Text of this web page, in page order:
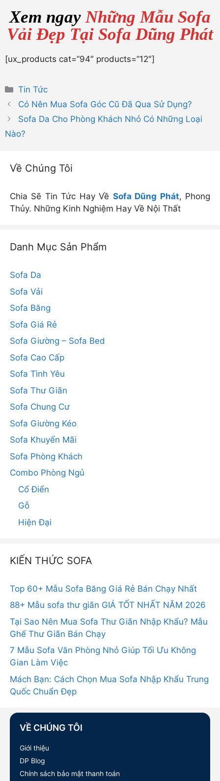
Xem ngayNhững Mẫu Sofa
Vải Đẹp Tại Sofa Dũng Phát
[ux_products cat=”94″ products=”12″]
Danh
mục
Tin Tức
Có Nên Mua Sofa Góc Cũ Đã Qua Sử Dụng?
Sofa Da Cho Phòng Khách Nhỏ Có Những Loại
Nào?
Về Chúng Tôi
Chia Sẽ Tin Tức Hay Về Sofa Dũng Phát, Phong
Thủy. Những Kinh Nghiệm Hay Về Nội Thất
Danh Mục Sản Phẩm
Sofa Da
Sofa Vải
Sofa Băng
Sofa Giá Rẻ
Sofa Giường – Sofa Bed
Sofa Cao Cấp
Sofa Tình Yêu
Sofa Thư Giãn
Sofa Chung Cư
Sofa Giường Kéo
Sofa Khuyến Mãi
Sofa Phòng Khách
Combo Phòng Ngủ
Cổ Điển
Gỗ
Hiện Đại
KIẾN THỨC SOFA
Top 60+ Mẫu Sofa Băng Giá Rẻ Bán Chạy Nhất
88+ Mẫu sofa thư giãn GIÁ TỐT NHẤT NĂM 2026
Tại Sao Nên Mua Sofa Thư Giãn Nhập Khẩu? Mẫu
Ghế Thư Giãn Bán Chạy
7 Mẫu Sofa Văn Phòng Nhỏ Giúp Tối Ưu Không
Gian Làm Việc
Mách Bạn: Cách Chọn Mua Sofa Nhập Khẩu Trung
Quốc Chuẩn Đẹp
VỀ CHÚNG TÔI
Giới thiệu
DP Blog
Chính sách bảo mật thanh toán